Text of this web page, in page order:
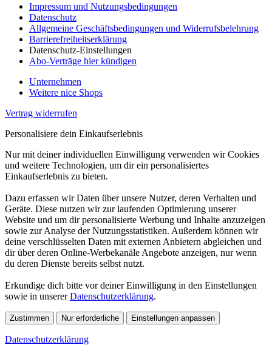
Impressum und Nutzungsbedingungen
Datenschutz
Allgemeine Geschäftsbedingungen und Widerrufsbelehrung
Barrierefreiheitserklärung
Datenschutz-Einstellungen
Abo-Verträge hier kündigen
Unternehmen
Weitere nice Shops
Vertrag widerrufen
Personalisiere dein Einkaufserlebnis
Nur mit deiner individuellen Einwilligung verwenden wir Cookies
und weitere Technologien, um dir ein personalisiertes
Einkaufserlebnis zu bieten.
Dazu erfassen wir Daten über unsere Nutzer, deren Verhalten und
Geräte. Diese nutzen wir zur laufenden Optimierung unserer
Website und um dir personalisierte Werbung und Inhalte anzuzeigen
sowie zur Analyse der Nutzungsstatistiken. Außerdem können wir
deine verschlüsselten Daten mit externen Anbietern abgleichen und
dir über deren Online-Werbekanäle Angebote anzeigen, nur wenn
du deren Dienste bereits selbst nutzt.
Erkundige dich bitte vor deiner Einwilligung in den Einstellungen
sowie in unsererDatenschutzerklärung.
Zustimmen Nur erforderliche Einstellungen anpassen
Datenschutzerklärung